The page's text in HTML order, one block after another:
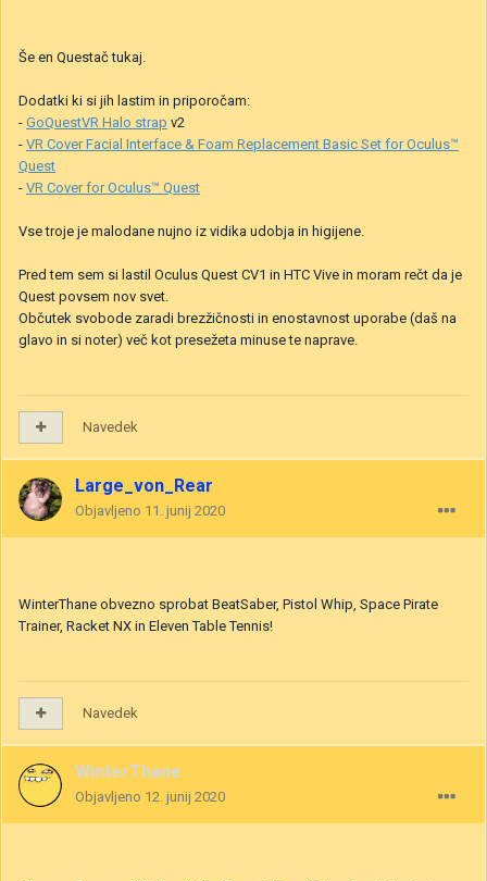
Še en Questač tukaj.
Dodatki ki si jih lastim in priporočam:
- GoQuestVR Halo strap v2
- VR Cover Facial Interface & Foam Replacement Basic Set for Oculus™
Quest
- VR Cover for Oculus™ Quest
Vse troje je malodane nujno iz vidika udobja in higijene.
Pred tem sem si lastil Oculus Quest CV1 in HTC Vive in moram rečt da je
Quest povsem nov svet.
Občutek svobode zaradi brezžičnosti in enostavnost uporabe (daš na
glavo in si noter) več kot presežeta minuse te naprave.
Navedek
Large_von_Rear
Objavljeno 11. junij 2020
WinterThane obvezno sprobat BeatSaber, Pistol Whip, Space Pirate
Trainer, Racket NX in Eleven Table Tennis!
Navedek
WinterThane
Objavljeno 12. junij 2020